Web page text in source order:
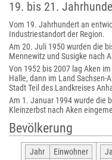
19. bis 21.
Vom 19. Jahrhundert an
Industriestandort der Region.
Am 20. Juli 1950 wurden die
Mennewitz und Susigke nach
Von 1952 bis 2007 lag Aken
Halle, dann im Land Sachsen-
Stadt Teil des Landkreises
Am 1. Januar 1994 wurde die
Kleinzerbst nach Aken
Bevölkerung
Jahr
Einwohner